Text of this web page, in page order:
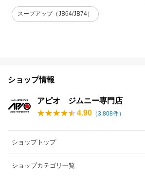
スープアップ（JB64/JB74）
ショップ情報
アピオ ジムニー専門店
4.90 （3,808件）
ショップトップ
ショップカテゴリ一覧